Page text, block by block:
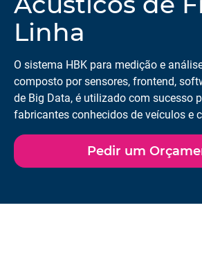
Linha
O sistema HBK para medição e
composto por sensores, frontend,
de Big Data, é utilizado com sucesso
fabricantes conhecidos de veículos e
vasta gama de métodos de medição
identificar a causa exata de
processo de produção pode ser
Pedir um